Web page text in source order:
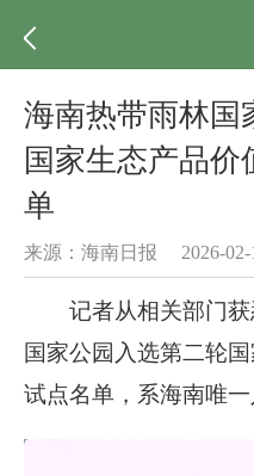
海南热带雨林国
国家生态产品价
单
来源：海南日报 2026-02-
记者从相关部门
国家公园入选第二轮
试点名单，系海南唯一